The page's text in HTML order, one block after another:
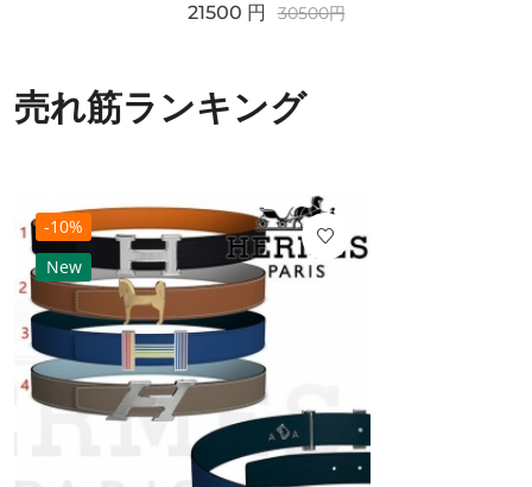
21500 円 30500円
売れ筋ランキング
-10%
New